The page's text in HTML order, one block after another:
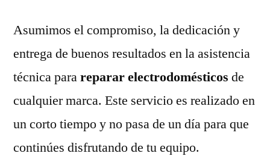
Asumimos el compromiso, la dedicación y
entrega de buenos resultados en la asistencia
técnica parareparar electrodomésticos de
cualquier marca. Este servicio es realizado en
un corto tiempo y no pasa de un día para que
continúes disfrutando de tu equipo.